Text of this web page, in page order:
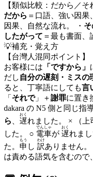
【類似比較：だから／
だから ＝口語、強い因果
因果、自然な流れ。 ・
したがって ＝最も書面、
💡補充・覚え方
【台灣人混同ポイント】
お客様には 「ですから」
だし 自分の遅刻・ミスの
ると、丁寧語にしても言
「 それで」＋謝罪に置き
dakara の N5 側と同じ指
ら
遅
おく
れました。 × （上
した。 ○ 電車
でんしゃ
が 遅
おく
れまし
た。 申
もう
し 訳
わけ
ありません。
は責める語気を含むので、